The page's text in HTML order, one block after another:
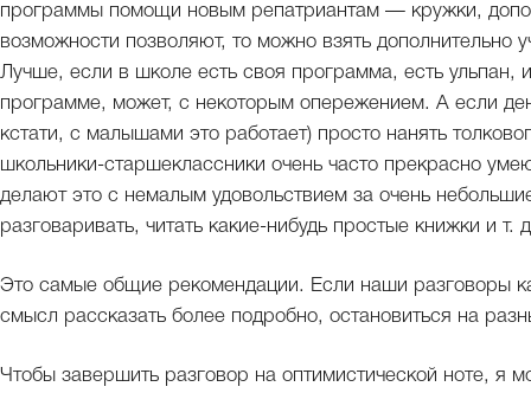
программы помощи новым репатриантам — кружки,
возможности позволяют, то можно взять дополнительно
Лучше, если в школе есть своя программа, есть ульпан,
программе, может, с некоторым опережением. А если
кстати, с малышами это работает) просто нанять
школьники-старшеклассники очень часто прекрасно
делают это с немалым удовольствием за очень
разговаривать, читать какие-нибудь простые книжки и т.
Это самые общие рекомендации. Если наши разговоры
смысл рассказать более подробно, остановиться на
Чтобы завершить разговор на оптимистической ноте, я